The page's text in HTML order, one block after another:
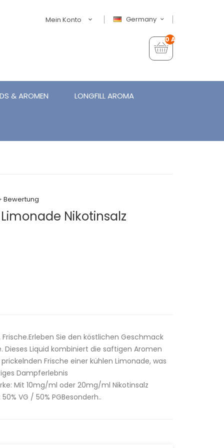
Germany
Mein Konto
0 Artikel - €0,00
& AROMEN LONGFILL AROMA
Bewertung
Nikotinsalz
Sie den köstlichen Geschmack
Dieses Liquid kombiniert die saftigen Aromen
Frische einer kühlen Limonade, was
Dampferlebnis
Mit 10mg/ml oder 20mg/ml Nikotinsalz
VG / 50% PGBesonderh..